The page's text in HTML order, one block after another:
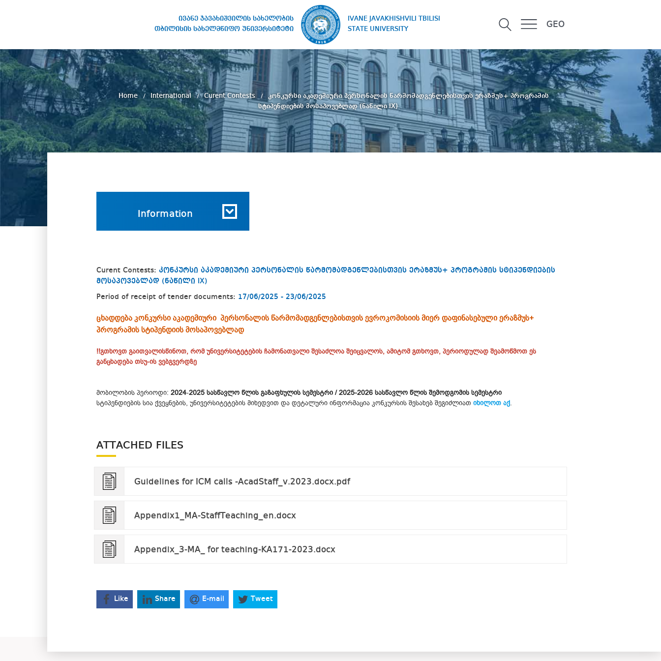
ივანე ჯავახიშვილის სახელობის
თბილისის სახელმწიფო უნივერსიტეტი
IVANE JAVAKHISHVILI TBILISI
STATE UNIVERSITY
GEO
STATE UNIVERSITY
Home International Curent Contests
კონკურსი აკადემიური პერსონალის წარმომადგენლებისთვის ერაზმუს+ პროგრამის
სტიპენდიების მოსაპოვებლად (ნაწილი IX)
Information
Curent Contests: კონკურსი აკადემიური პერსონალის წარმომადგენლებისთვის ერაზმუს+ პროგრამის სტიპენდიების
მოსაპოვებლად (ნაწილი IX)
Period of receipt of tender documents: 17/06/2025 - 23/06/2025
ცხადდება კონკურსი აკადემიური პერსონალის წარმომადგენლებისთვის ევროკომისიის მიერ დაფინასებული ერაზმუს+
პროგრამის სტიპენდიის მოსაპოვებლად
!!გთხოვთ გაითვალისწინოთ, რომ უნივერსიტეტების ჩამონათვალი შესაძლოა შეიცვალოს, ამიტომ გთხოვთ, პერიოდულად შეამოწმოთ ეს
განცხადება თსუ-ის ვებგვერდზე
მობილობის პერიოდი: 2024-2025 სასწავლო წლის გაზაფხულის სემესტრი / 2025-2026 სასწავლო წლის შემოდგომის სემესტრი
სტიპენდიების სია ქვეყნების, უნივერსიტეტების მიხედვით და დეტალური ინფორმაცია კონკურსის შესახებ შეგიძლიათ იხილოთ აქ.
ATTACHED FILES
Guidelines for ICM calls -AcadStaff_v.2023.docx.pdf
Appendix1_MA-StaffTeaching_en.docx
Appendix_3-MA_ for teaching-KA171-2023.docx
Like Share E-mail Tweet